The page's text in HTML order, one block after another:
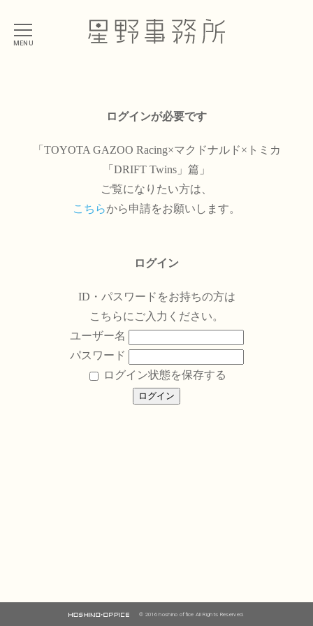
ログインが必要です
「TOYOTA GAZOO Racing×マクドナルド×トミカ
「DRIFT Twins」篇」
ご覧になりたい方は、
こちらから申請をお願いします。
ログイン
ID・パスワードをお持ちの方は
こちらにご入力ください。
ユーザー名
パスワード
ログイン状態を保存する
© 2016 hoshino office All Rights Reserved.
MENU